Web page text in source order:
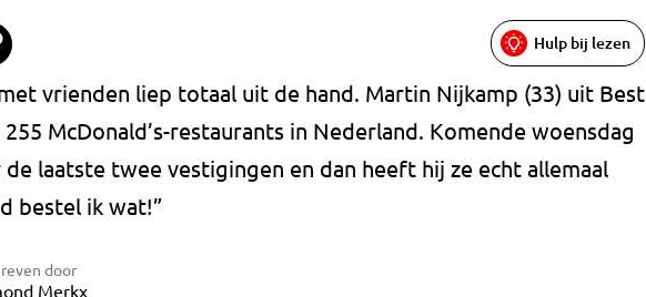
Hulp bij lezen
vrienden liep totaal uit de hand. Martin Nijkamp (33) uit Best
McDonald’s-restaurants in Nederland. Komende woensdag
de laatste twee vestigingen en dan heeft hij ze echt allemaal
bestel ik wat!”
door
Merkx